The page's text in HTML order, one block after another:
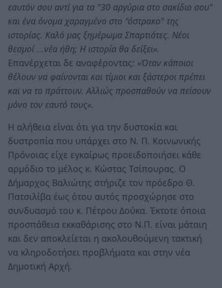
εαυτόν σου αντί για τα "30 αργύρια στο σακίδιο σου"
και ένα όνομα χαραγμένο στο "όστρακο" της
ιστορίας. Καλό μας ξημέρωμα Σπαρτιάτες. Νέοι
θεσμοί ...νέα ήθη; Η ιστορία θα δείξει».
Επανέρχεται δε αναφέροντας: «Όταν κάποιοι
θέλουν να φαίνονται και τίμιοι και ξάστεροι πρέπει
και να το πράττουν. Αλλιώς προσπαθούν να πείσουν
μόνο τον εαυτό τους».
Η αλήθεια είναι ότι για την δυστοκία και
δυστροπία που υπάρχει στο Ν. Π. Κοινωνικής
Πρόνοιας είχε εγκαίρως προειδοποιήσει κάθε
αρμόδιο το μέλος κ. Κώστας Τσίπουρας. Ο
Δήμαρχος Βαλιώτης στήριζε τον πρόεδρο Θ.
Πατσιλίβα έως ότου αυτός προσχώρησε στο
συνδυασμό του κ. Πέτρου Δούκα. Έκτοτε όποια
προσπάθεια εκκαθάρισης στο Ν.Π. είναι μάταιη
και δεν αποκλείεται η ακολουθούμενη τακτική
να κληροδοτήσει προβλήματα και στην νέα
Δημοτική Αρχή.